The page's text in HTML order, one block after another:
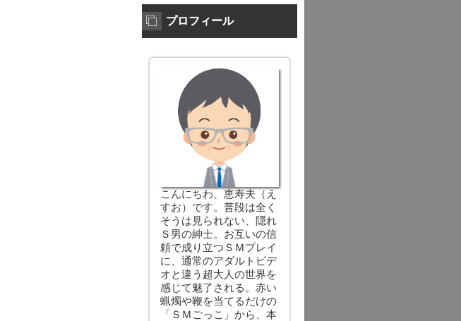
プロフィール
こんにちわ、恵寿夫（え
すお）です。普段は全く
そうは見られない、隠れ
Ｓ男の紳士。お互いの信
頼で成り立つＳＭプレイ
に、通常のアダルトビデ
オと違う超大人の世界を
感じて魅了される。赤い
蝋燭や鞭を当てるだけの
「ＳＭごっこ」から、本